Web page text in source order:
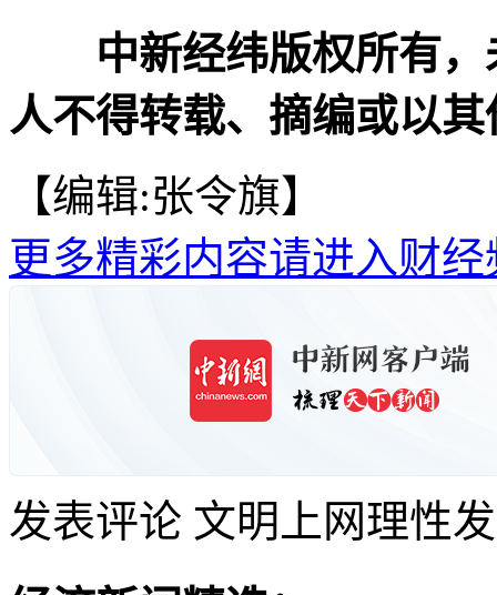
中新经纬版权所有
人不得转载、摘编或以
【编辑:张令旗】
更多精彩内容请进入财经
发表评论 文明上网理性